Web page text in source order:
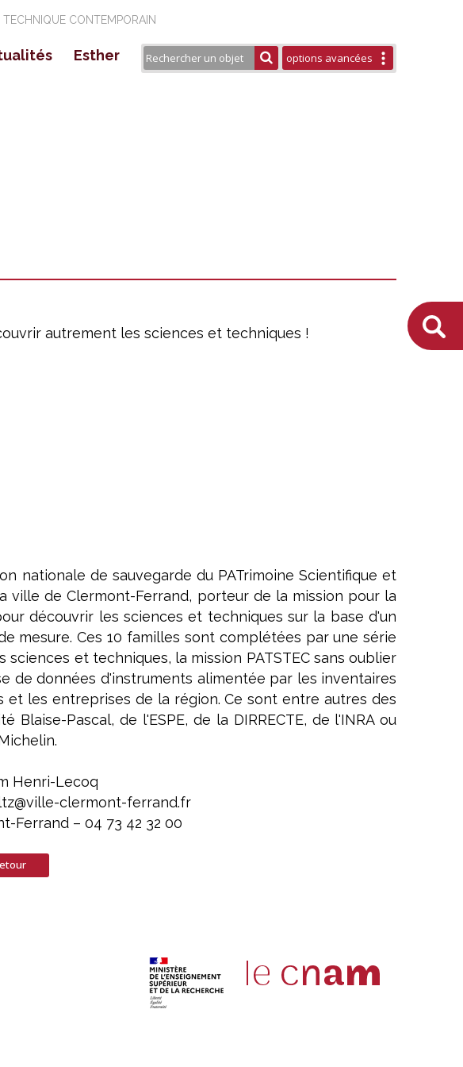
CONTEMPORAIN
options avancées
Esther
autrement les sciences et techniques !
nationale de sauvegarde du PATrimoine Scientifique et
ville de Clermont-Ferrand, porteur de la mission pour la
découvrir les sciences et techniques sur la base d'un
mesure. Ces 10 familles sont complétées par une série
et techniques, la mission PATSTEC sans oublier
de données d'instruments alimentée par les inventaires
les entreprises de la région. Ce sont entre autres des
Pascal, de l'ESPE, de la DIRRECTE, de l'INRA ou
Henri-Lecoq
clermont-ferrand.fr
Ferrand – 04 73 42 32 00